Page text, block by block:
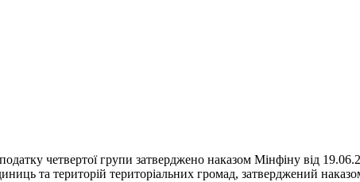
четвертої групи затверджено наказом Мінфіну від
та територій територіальних громад, затверджений